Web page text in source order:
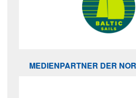
MEDIENPARTNER DER